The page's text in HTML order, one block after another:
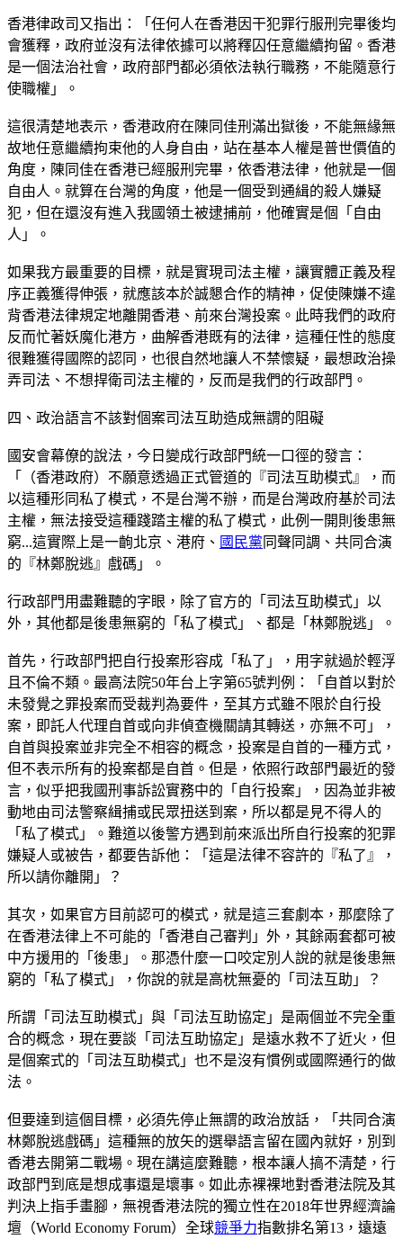
香港律政司又指出：「任何人在香港因干犯罪行服刑完畢後均
會獲釋，政府並沒有法律依據可以將釋囚任意繼續拘留。香港
是一個法治社會，政府部門都必須依法執行職務，不能隨意行
使職權」。
這很清楚地表示，香港政府在陳同佳刑滿出獄後，不能無緣無
故地任意繼續拘束他的人身自由，站在基本人權是普世價值的
角度，陳同佳在香港已經服刑完畢，依香港法律，他就是一個
自由人。就算在台灣的角度，他是一個受到通緝的殺人嫌疑
犯，但在還沒有進入我國領土被逮捕前，他確實是個「自由
人」。
如果我方最重要的目標，就是實現司法主權，讓實體正義及程
序正義獲得伸張，就應該本於誠懇合作的精神，促使陳嫌不違
背香港法律規定地離開香港、前來台灣投案。此時我們的政府
反而忙著妖魔化港方，曲解香港既有的法律，這種任性的態度
很難獲得國際的認同，也很自然地讓人不禁懷疑，最想政治操
弄司法、不想捍衛司法主權的，反而是我們的行政部門。
四、政治語言不該對個案司法互助造成無謂的阻礙
國安會幕僚的說法，今日變成行政部門統一口徑的發言：
「（香港政府）不願意透過正式管道的『司法互助模式』，而
以這種形同私了模式，不是台灣不辦，而是台灣政府基於司法
主權，無法接受這種踐踏主權的私了模式，此例一開則後患無
窮...這實際上是一齣北京、港府、 國民黨 同聲同調、共同合演
的『林鄭脫逃』戲碼」。
行政部門用盡難聽的字眼，除了官方的「司法互助模式」以
外，其他都是後患無窮的「私了模式」、都是「林鄭脫逃」。
首先，行政部門把自行投案形容成「私了」，用字就過於輕浮
且不倫不類。最高法院50年台上字第65號判例：「自首以對於
未發覺之罪投案而受裁判為要件，至其方式雖不限於自行投
案，即託人代理自首或向非偵查機關請其轉送，亦無不可」，
自首與投案並非完全不相容的概念，投案是自首的一種方式，
但不表示所有的投案都是自首。但是，依照行政部門最近的發
言，似乎把我國刑事訴訟實務中的「自行投案」，因為並非被
動地由司法警察緝捕或民眾扭送到案，所以都是見不得人的
「私了模式」。難道以後警方遇到前來派出所自行投案的犯罪
嫌疑人或被告，都要告訴他：「這是法律不容許的『私了』，
所以請你離開」？
其次，如果官方目前認可的模式，就是這三套劇本，那麼除了
在香港法律上不可能的「香港自己審判」外，其餘兩套都可被
中方援用的「後患」。那憑什麼一口咬定別人說的就是後患無
窮的「私了模式」，你說的就是高枕無憂的「司法互助」？
所謂「司法互助模式」與「司法互助協定」是兩個並不完全重
合的概念，現在要談「司法互助協定」是遠水救不了近火，但
是個案式的「司法互助模式」也不是沒有慣例或國際通行的做
法。
但要達到這個目標，必須先停止無謂的政治放話，「共同合演
林鄭脫逃戲碼」這種無的放矢的選舉語言留在國內就好，別到
香港去開第二戰場。現在講這麼難聽，根本讓人搞不清楚，行
政部門到底是想成事還是壞事。如此赤裸裸地對香港法院及其
判決上指手畫腳，無視香港法院的獨立性在2018年世界經濟論
壇（World Economy Forum）全球競爭力指數排名第13，遠遠